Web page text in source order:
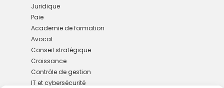
Juridique
Paie
Academie de formation
Avocat
Conseil stratégique
Croissance
Contrôle de gestion
IT et cybersécurité